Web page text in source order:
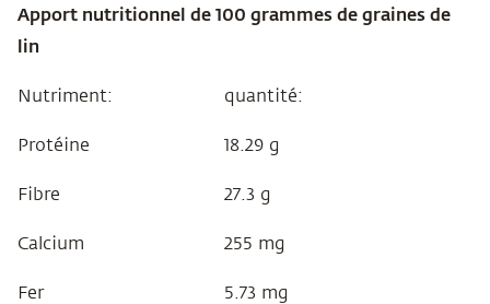
Apport nutritionnel de 100 grammes de graines de
lin
Nutriment: quantité:
Protéine 18.29 g
Fibre 27.3 g
Calcium 255 mg
Fer 5.73 mg